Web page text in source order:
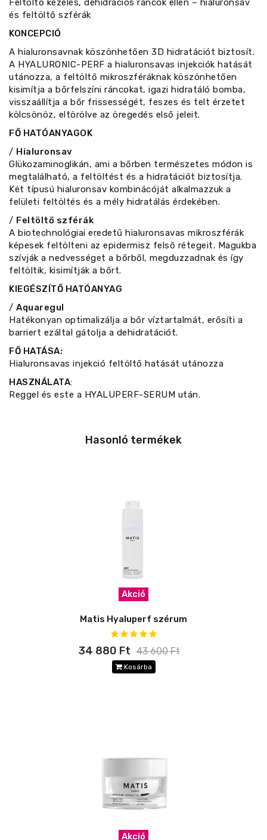
Feltöltő kezelés, dehidrációs ráncok ellen – hialuronsav
és feltöltő szférák
KONCEPCIÓ
A hialuronsavnak köszönhetően 3D hidratációt biztosít.
A HYALURONIC-PERF a hialuronsavas injekciók hatását
utánozza, a feltöltő mikroszféráknak köszönhetően
kisimítja a bőrfelszíni ráncokat, igazi hidratáló bomba,
visszaállítja a bőr frissességét, feszes és telt érzetet
kölcsönöz, eltörölve az öregedés első jeleit.
FŐ HATÓANYAGOK
/ Hialuronsav
Glükozaminoglikán, ami a bőrben természetes módon is
megtalálható, a feltöltést és a hidratációt biztosítja.
Két típusú hialuronsav kombinácóját alkalmazzuk a
felületi feltöltés és a mély hidratálás érdekében.
/ Feltöltő szférák
A biotechnológiai eredetű hialuronsavas mikroszférák
képesek feltölteni az epidermisz felső rétegeit. Magukba
szívják a nedvességet a bőrből, megduzzadnak és így
feltöltik, kisimítják a bőrt.
KIEGÉSZÍTŐ HATÓANYAG
/ Aquaregul
Hatékonyan optimalizálja a bőr víztartalmát, erősíti a
barriert ezáltal gátolja a dehidratációt.
FŐ HATÁSA:
Hialuronsavas injekció feltöltő hatását utánozza
HASZNÁLATA:
Reggel és este a HYALUPERF-SERUM után.
Hasonló termékek
Akció
Matis Hyaluperf szérum
34 880 Ft 43 600 Ft
Kosárba
Akció